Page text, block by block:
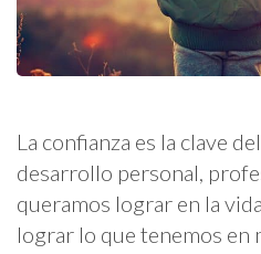
La confianza es la clave
desarrollo personal,
queramos lograr en la
lograr lo que tenemos en